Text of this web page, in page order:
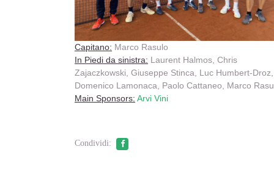
Capitano: Marco Rasulo
In Piedi da sinistra: Laurent Halmos, Chris
Zajaczkowski, Giuseppe Stinca, Luc Humbert-Droz,
Domenico Lamonaca, Paolo Cattaneo, Marco
Main Sponsors: Arvi Vini
Condividi: